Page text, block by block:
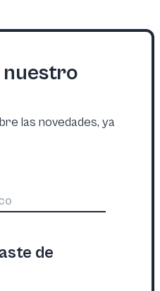
nuestro
las novedades, ya
de